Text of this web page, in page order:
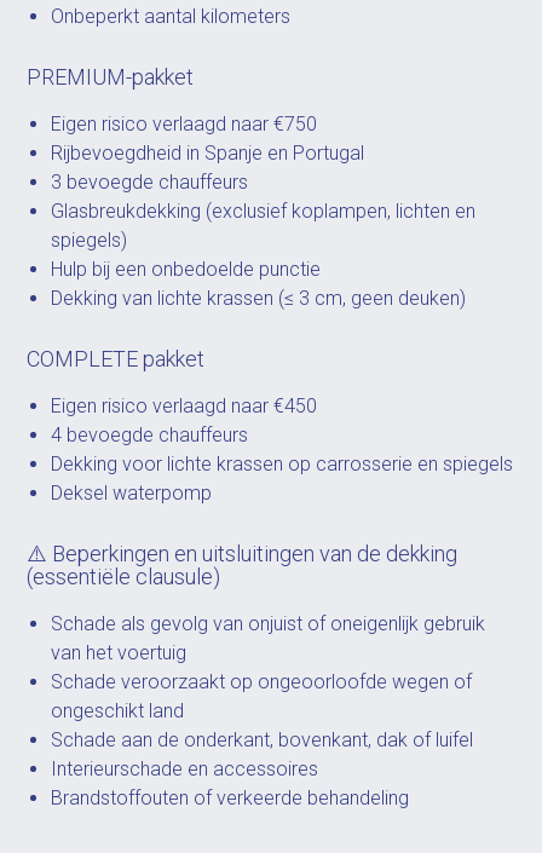
Onbeperkt aantal kilometers
PREMIUM-pakket
Eigen risico verlaagd naar €750
Rijbevoegdheid in Spanje en Portugal
3 bevoegde chauffeurs
Glasbreukdekking (exclusief koplampen, lichten en
spiegels)
Hulp bij een onbedoelde punctie
Dekking van lichte krassen (≤ 3 cm, geen deuken)
COMPLETE pakket
Eigen risico verlaagd naar €450
4 bevoegde chauffeurs
Dekking voor lichte krassen op carrosserie en spiegels
Deksel waterpomp
⚠️ Beperkingen en uitsluitingen van de dekking
(essentiële clausule)
Schade als gevolg van onjuist of oneigenlijk gebruik
van het voertuig
Schade veroorzaakt op ongeoorloofde wegen of
ongeschikt land
Schade aan de onderkant, bovenkant, dak of luifel
Interieurschade en accessoires
Brandstoffouten of verkeerde behandeling